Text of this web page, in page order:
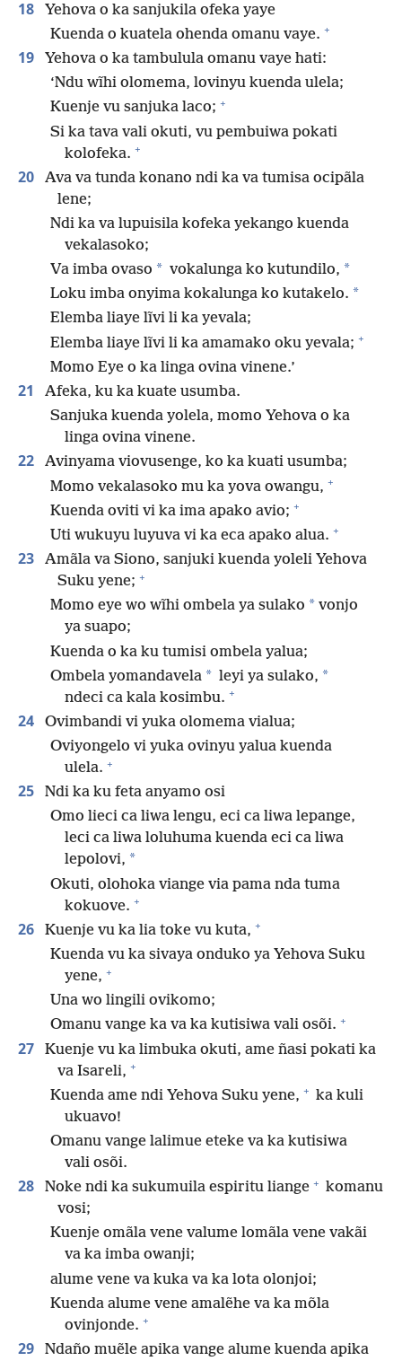
18
Yehova o ka sanjukila ofeka yaye
Kuenda o kuatela ohenda omanu vaye. +
19
Yehova o ka tambulula omanu vaye hati:
‘Ndu wĩhi olomema, lovinyu kuenda ulela;
Kuenje vu sanjuka laco; +
Si ka tava vali okuti, vu pembuiwa pokati
kolofeka. +
20
Ava va tunda konano ndi ka va tumisa ocipãla
lene;
Ndi ka va lupuisila kofeka yekango kuenda
vekalasoko;
Va imba ovaso * vokalunga ko kutundilo, *
Loku imba onyima kokalunga ko kutakelo. *
Elemba liaye lĩvi li ka yevala;
Elemba liaye lĩvi li ka amamako oku yevala; +
Momo Eye o ka linga ovina vinene.’
21
Afeka, ku ka kuate usumba.
Sanjuka kuenda yolela, momo Yehova o ka
linga ovina vinene.
22
Avinyama viovusenge, ko ka kuati usumba;
Momo vekalasoko mu ka yova owangu, +
Kuenda oviti vi ka ima apako avio; +
Uti wukuyu luyuva vi ka eca apako alua. +
23
Amãla va Siono, sanjuki kuenda yoleli Yehova
Suku yene; +
Momo eye wo wĩhi ombela ya sulako * vonjo
ya suapo;
Kuenda o ka ku tumisi ombela yalua;
Ombela yomandavela * leyi ya sulako, *
ndeci ca kala kosimbu. +
24
Ovimbandi vi yuka olomema vialua;
Oviyongelo vi yuka ovinyu yalua kuenda
ulela. +
25
Ndi ka ku feta anyamo osi
Omo lieci ca liwa lengu, eci ca liwa lepange,
leci ca liwa loluhuma kuenda eci ca liwa
lepolovi, *
Okuti, olohoka viange via pama nda tuma
kokuove. +
26 Kuenje vu ka lia toke vu kuta, +
Kuenda vu ka sivaya onduko ya Yehova Suku
yene, +
Una wo lingili ovikomo;
Omanu vange ka va ka kutisiwa vali osõi. +
27
Kuenje vu ka limbuka okuti, ame ñasi pokati ka
va Isareli, +
Kuenda ame ndi Yehova Suku yene, + ka kuli
ukuavo!
Omanu vange lalimue eteke va ka kutisiwa
vali osõi.
28 Noke ndi ka sukumuila espiritu liange + komanu
vosi;
Kuenje omãla vene valume lomãla vene vakãi
va ka imba owanji;
alume vene va kuka va ka lota olonjoi;
Kuenda alume vene amalẽhe va ka mõla
ovinjonde. +
29
Ndaño muẽle apika vange alume kuenda apika